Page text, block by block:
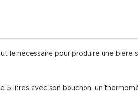
nécessaire pour produire une bière
litres avec son bouchon, un